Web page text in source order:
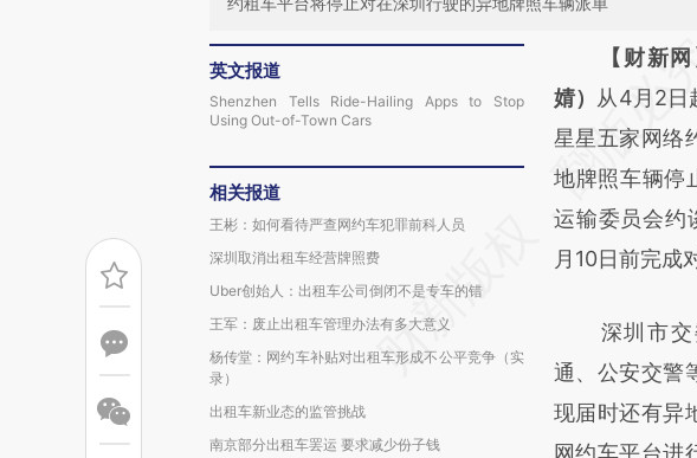
英文报道
Shenzhen Tells Ride-Hailing Apps to Stop
Using Out-of-Town Cars
相关报道
王彬：如何看待严查网约车犯罪前科人员
深圳取消出租车经营牌照费
Uber创始人：出租车公司倒闭不是专车的错
王军：废止出租车管理办法有多大意义
杨传堂：网约车补贴对出租车形成不公平竞争（实
录）
出租车新业态的监管挑战
南京部分出租车罢运 要求减少份子钱
请务必在总
AI基
[https://
(https://
成，可能与原
新观点和立场
【财新
婧） 从4月2日
星星五家网络
地牌照车辆停
运输委员会约
月10日前完成
深圳市交
通、公安交警
现届时还有异
网约车平台进